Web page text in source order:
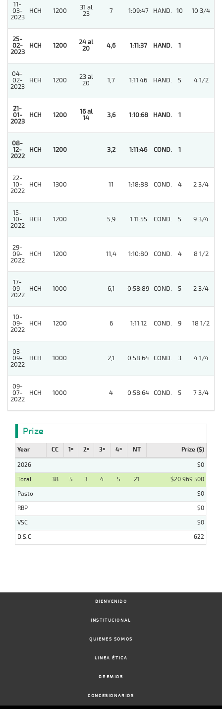
11-
03-
2023
HCH 1200
31 al
23
7 1:09:47 HAND. 10 10 3/4
25-
02-
2023
HCH 1200
24 al
20
4,6 1:11:37 HAND. 1
04-
02-
2023
HCH 1200
23 al
20
1,7 1:11:46 HAND. 5 4 1/2
21-
01-
2023
HCH 1200
16 al
14
3,6 1:10:68 HAND. 1
08-
12-
2022
HCH 1200 3,2 1:11:46 COND. 1
22-
10-
2022
HCH 1300 11 1:18:88 COND. 4 2 3/4
15-
10-
2022
HCH 1200 5,9 1:11:55 COND. 5 9 3/4
29-
09-
2022
HCH 1200 11,4 1:10:80 COND. 4 8 1/2
17-
09-
2022
HCH 1000 6,1 0:58:89 COND. 5 2 3/4
10-
09-
2022
HCH 1200 6 1:11:12 COND. 9 18 1/2
03-
09-
2022
HCH 1000 2,1 0:58:64 COND. 3 4 1/4
09-
07-
2022
HCH 1000 4 0:58:64 COND. 5 7 3/4
Prize
Year CC 1º 2º 3º 4º NT Prize ($)
2026
$0
Total
38 5 3 4 5 21
$20.969.500
Pasto
$0
RBP
$0
VSC
$0
D.S.C
622
BIENVENIDO
INSTITUCIONAL
QUIENES SOMOS
LINEA ÉTICA
GREMIOS
CONCESIONARIOS